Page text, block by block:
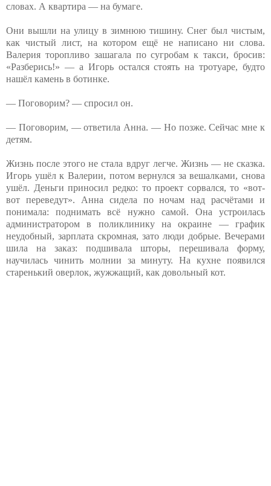
словах. А квартира — на бумаге.
Они вышли на улицу в зимнюю тишину. Снег был чистым,
как чистый лист, на котором ещё не написано ни слова.
Валерия торопливо зашагала по сугробам к такси, бросив:
«Разберись!» — а Игорь остался стоять на тротуаре, будто
нашёл камень в ботинке.
— Поговорим? — спросил он.
— Поговорим, — ответила Анна. — Но позже. Сейчас мне к
детям.
Жизнь после этого не стала вдруг легче. Жизнь — не сказка.
Игорь ушёл к Валерии, потом вернулся за вешалками, снова
ушёл. Деньги приносил редко: то проект сорвался, то «вот-
вот переведут». Анна сидела по ночам над расчётами и
понимала: поднимать всё нужно самой. Она устроилась
администратором в поликлинику на окраине — график
неудобный, зарплата скромная, зато люди добрые. Вечерами
шила на заказ: подшивала шторы, перешивала форму,
научилась чинить молнии за минуту. На кухне появился
старенький оверлок, жужжащий, как довольный кот.